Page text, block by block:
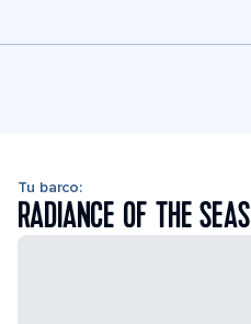
Tu barco:
RADIANCE OF THE SEAS